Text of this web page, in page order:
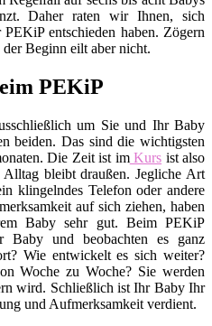
Daher raten wir Ihnen, sich
entschieden haben. Zögern
Beginn eilt aber nicht.
PEKiP
um Sie und Ihr Baby
beiden. Das sind die wichtigsten
Die Zeit ist imKurs ist also
bleibt draußen. Jegliche Art
klingelndes Telefon oder andere
auf sich ziehen, haben
Baby sehr gut. Beim PEKiP
Baby und beobachten es ganz
Wie entwickelt es sich weiter?
Woche zu Woche? Sie werden
wird. Schließlich ist Ihr Baby Ihr
und Aufmerksamkeit verdient.